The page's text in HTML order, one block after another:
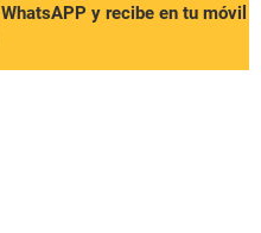
y recibe en tu móvil